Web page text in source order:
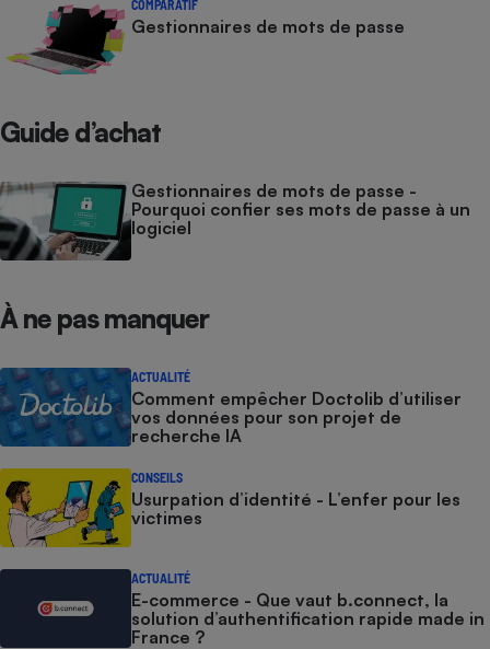
COMPARATIF
Gestionnaires de mots de passe
Guide d’achat
Gestionnaires de mots de passe -
Pourquoi confier ses mots de passe à un
logiciel
À ne pas manquer
ACTUALITÉ
Comment empêcher Doctolib d’utiliser
vos données pour son projet de
recherche IA
CONSEILS
Usurpation d’identité - L’enfer pour les
victimes
ACTUALITÉ
E-commerce - Que vaut b.connect, la
solution d’authentification rapide made in
France ?